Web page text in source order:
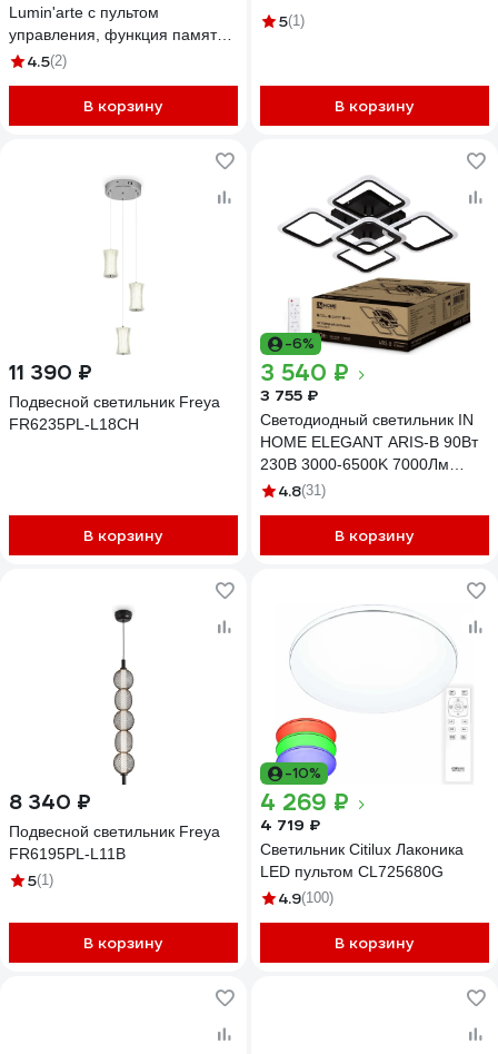
Lumin'arte с пультом
управления, функция памяти,
световой поток 6750 Лм,
480х85 мм, артикул CLL51
4.5(2)
В корзину
5(1)
В корзину
11 390 ₽
Подвесной светильник Freya
FR6235PL-L18CH
В корзину
-6%
3 540 ₽
3 755 ₽
Светодиодный светильник IN
HOME ELEGANT ARIS-B 90Вт
230В 3000-6500K 7000Лм
590x590x130мм c пультом ДУ
4.8(31)
В корзину
8 340 ₽
Подвесной светильник Freya
FR6195PL-L11B
5(1)
В корзину
-10%
4 269 ₽
4 719 ₽
Светильник Citilux Лаконика
LED пультом CL725680G
4.9(100)
В корзину